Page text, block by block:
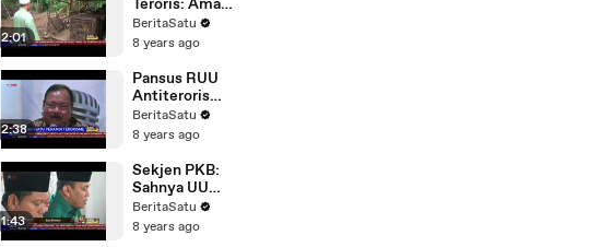
2:01
Teroris: Aman
Abdurrahman
Sangat
BeritaSatu
8 years ago
2:38
Pansus RUU
Antiterorisme
Selesai Rabu
Depan
BeritaSatu
8 years ago
1:43
Sekjen PKB:
Sahnya UU
Terorisme
Akan Bantu
BeritaSatu
8 years ago